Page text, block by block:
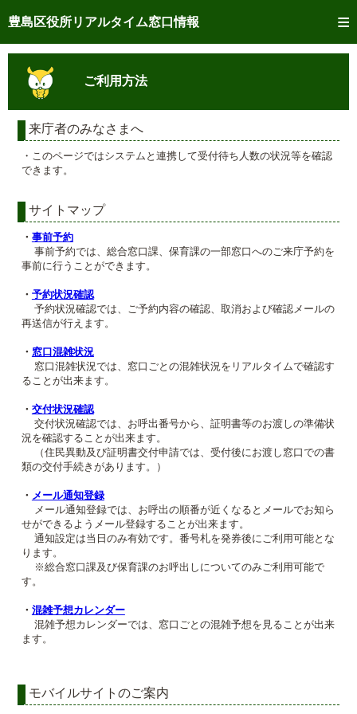
豊島区役所リアルタイム窓口情報
トップページへ
ご利用方法
事前予約
予約状況確認
リアルタイム 窓口混雑状況
メール通知登録
混雑予想カレンダー
ご利用方法
来庁者のみなさまへ
・このページではシステムと連携して受付待ち人数の状況等を確認
できます。
サイトマップ
・ 事前予約
事前予約では、総合窓口課、保育課の一部窓口へのご来庁予約を
事前に行うことができます。
・ 予約状況確認
予約状況確認では、ご予約内容の確認、取消および確認メールの
再送信が行えます。
・ 窓口混雑状況
窓口混雑状況では、窓口ごとの混雑状況をリアルタイムで確認す
ることが出来ます。
・ 交付状況確認
交付状況確認では、お呼出番号から、証明書等のお渡しの準備状
況を確認することが出来ます。
（住民異動及び証明書交付申請では、受付後にお渡し窓口での書
類の交付手続きがあります。）
・ メール通知登録
メール通知登録では、お呼出の順番が近くなるとメールでお知ら
せができるようメール登録することが出来ます。
通知設定は当日のみ有効です。番号札を発券後にご利用可能とな
ります。
※総合窓口課及び保育課のお呼出しについてのみご利用可能で
す。
・ 混雑予想カレンダー
混雑予想カレンダーでは、窓口ごとの混雑予想を見ることが出来
ます。
モバイルサイトのご案内